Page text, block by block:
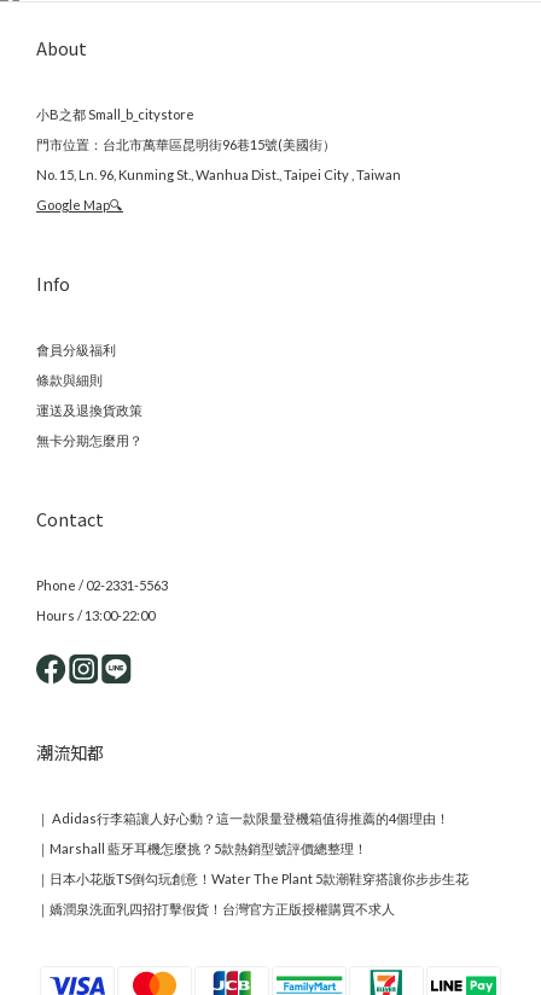
About
小B之都 Small_b_citystore
門市位置：台北市萬華區昆明街96巷15號(美國街）
No. 15, Ln. 96, Kunming St., Wanhua Dist., Taipei City , Taiwan
Google Map🔍
Info
會員分級福利
條款與細則
運送及退換貨政策
無卡分期怎麼用？
Contact
Phone / 02-2331-5563
Hours / 13:00-22:00
潮流知都
｜ Adidas行李箱讓人好心動？這一款限量登機箱值得推薦的4個理由！
｜ Marshall 藍牙耳機怎麼挑？5款熱銷型號評價總整理！
｜ 日本小花版TS倒勾玩創意！Water The Plant 5款潮鞋穿搭讓你步步生花
｜ 嬌潤泉洗面乳四招打擊假貨！台灣官方正版授權購買不求人